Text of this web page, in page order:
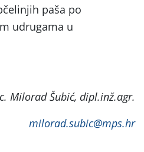
paša po
udrugama u
Milorad Šubić, dipl.inž.agr.
milorad.subic@mps.hr